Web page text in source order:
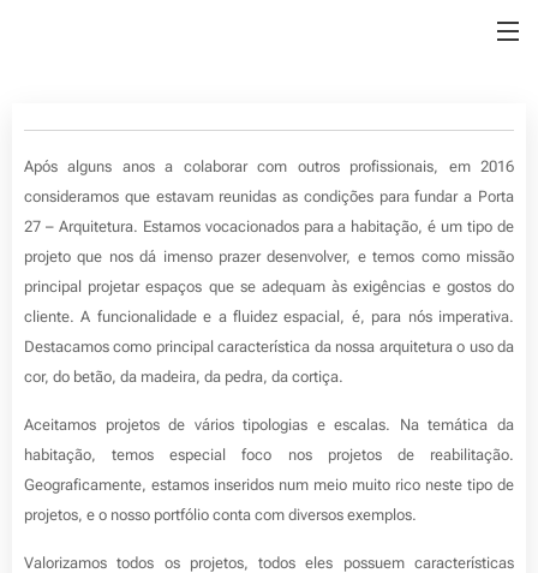
Após alguns anos a colaborar com outros profissionais, em 2016
consideramos que estavam reunidas as condições para fundar a Porta
27 – Arquitetura. Estamos vocacionados para a habitação, é um tipo de
projeto que nos dá imenso prazer desenvolver, e temos como missão
principal projetar espaços que se adequam às exigências e gostos do
cliente. A funcionalidade e a fluidez espacial, é, para nós imperativa.
Destacamos como principal característica da nossa arquitetura o uso da
cor, do betão, da madeira, da pedra, da cortiça.
Aceitamos projetos de vários tipologias e escalas. Na temática da
habitação, temos especial foco nos projetos de reabilitação.
Geograficamente, estamos inseridos num meio muito rico neste tipo de
projetos, e o nosso portfólio conta com diversos exemplos.
Valorizamos todos os projetos, todos eles possuem características